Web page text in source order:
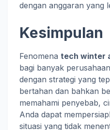
dengan anggaran yang
Kesimpulan
Fenomena tech winter
bagi banyak
dengan strategi yang
bertahan dan bahkan
memahami penyebab,
Anda dapat
situasi yang tidak